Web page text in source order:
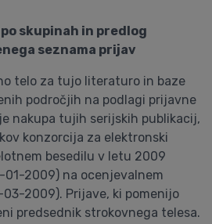
skupinah in predlog
seznama prijav
telo za tujo literaturo in baze
področjih na podlagi prijavne
nakupa tujih serijskih publikacij,
konzorcija za elektronski
besedilu v letu 2009
01-2009) na ocenjevalnem
03-2009). Prijave, ki pomenijo
predsednik strokovnega telesa.